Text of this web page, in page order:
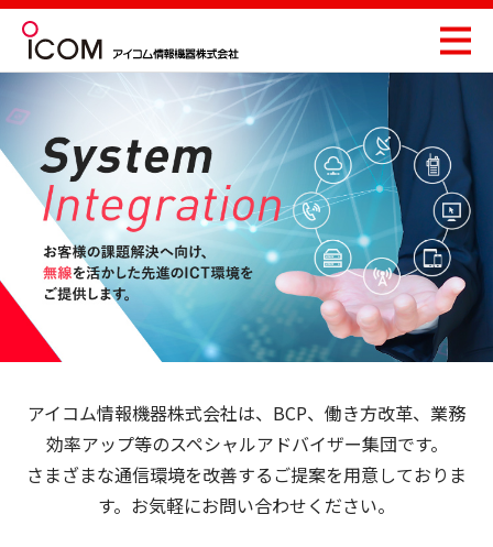
アイコム情報機器株式会社は、BCP、働き方改革、業務
効率アップ等のスペシャルアドバイザー集団です。
さまざまな通信環境を改善するご提案を用意しておりま
す。お気軽にお問い合わせください。